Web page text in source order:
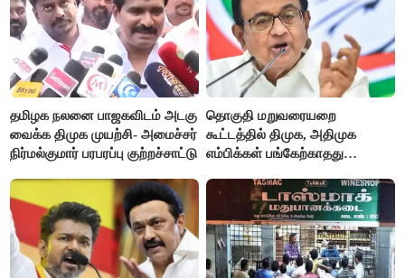
தமிழக நலனை பாஜகவிடம் அடகு
வைக்க திமுக முயற்சி- அமைச்சர்
நிர்மல்குமார் பரபரப்பு குற்றச்சாட்டு
தொகுதி மறுவரையறை
கூட்டத்தில் திமுக, அதிமுக
எம்பிக்கள் பங்கேற்காதது